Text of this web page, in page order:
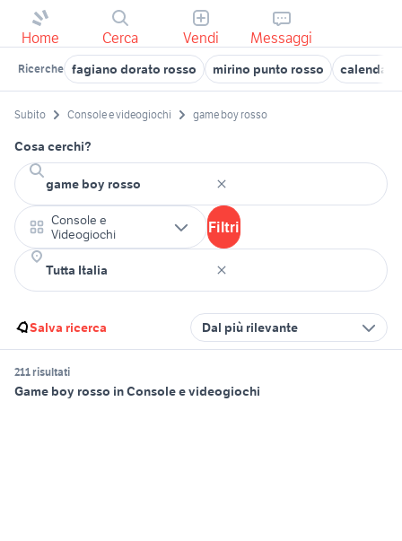
Home Cerca Vendi Messaggi
Ricerche fagiano dorato rosso mirino punto rosso
Subito Console e videogiochi game boy rosso
Cosa cerchi?
Console e
Videogiochi
Filtri
Salva ricerca Dal più rilevante
211 risultati
Game boy rosso in Console e videogiochi